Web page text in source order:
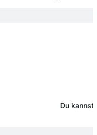
Du kannst